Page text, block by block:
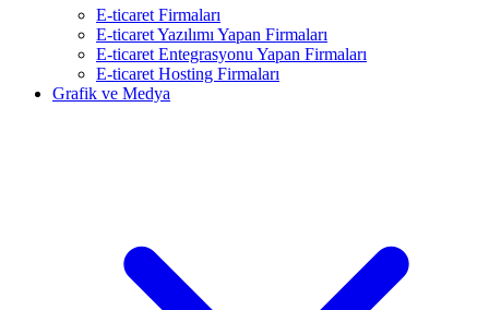
E-ticaret Firmaları
E-ticaret Yazılımı Yapan Firmaları
E-ticaret Entegrasyonu Yapan Firmaları
E-ticaret Hosting Firmaları
Grafik ve Medya